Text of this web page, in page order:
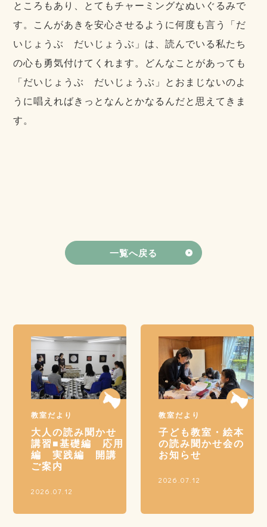
ところもあり、とてもチャーミングなぬいぐるみで
す。こんがあきを安心させるように何度も言う「だ
いじょうぶ だいじょうぶ」は、読んでいる私たち
の心も勇気付けてくれます。どんなことがあっても
「だいじょうぶ だいじょうぶ」とおまじないのよ
うに唱えればきっとなんとかなるんだと思えてきま
す。
一覧へ戻る
教室だより
大人の読み聞かせ
講習■基礎編 応用
編 実践編 開講
ご案内
2026.07.12
教室だより
子ども教室・絵本
の読み聞かせ会の
お知らせ
2026.07.12